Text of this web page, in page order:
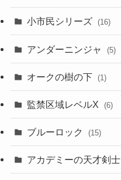
小市民シリーズ (16)
アンダーニンジャ (5)
オークの樹の下 (1)
監禁区域レベルX (6)
ブルーロック (15)
アカデミーの天才剣士